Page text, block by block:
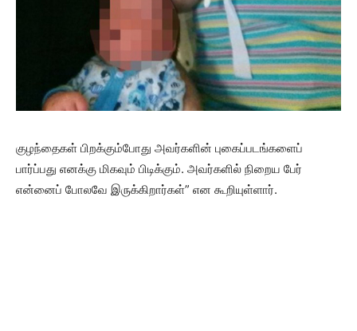
குழந்தைகள் பிறக்கும்போது அவர்களின் புகைப்படங்களைப்
பார்ப்பது எனக்கு மிகவும் பிடிக்கும். அவர்களில் நிறைய பேர்
என்னைப் போலவே இருக்கிறார்கள்” என கூறியுள்ளார்.